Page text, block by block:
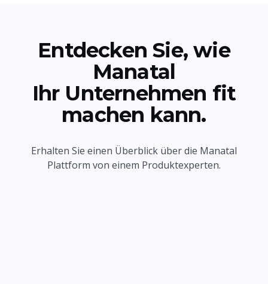
Entdecken Sie, wie
Manatal
Ihr Unternehmen fit
machen kann.
Erhalten Sie einen Überblick über die Manatal
Plattform von einem Produktexperten.